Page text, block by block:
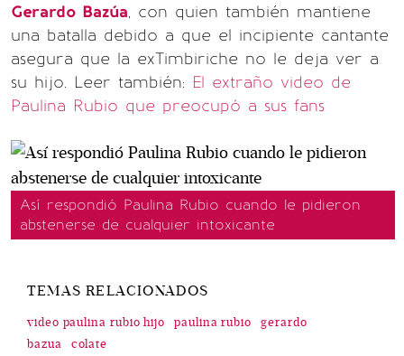
Gerardo Bazúa, con quien también mantiene
una batalla debido a que el incipiente cantante
asegura que la exTimbiriche no le deja ver a
su hijo. Leer también: El extraño video de
Paulina Rubio que preocupó a sus fans
Así respondió Paulina Rubio cuando le pidieron
abstenerse de cualquier intoxicante
TEMAS RELACIONADOS
video paulina rubio hijo paulina rubio
gerardo
bazua
colate